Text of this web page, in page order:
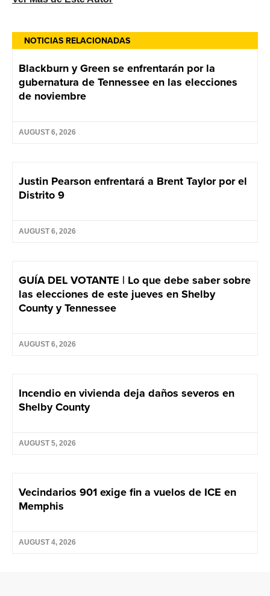
NOTICIAS RELACIONADAS
Blackburn y Green se enfrentarán por la
gubernatura de Tennessee en las elecciones
de noviembre
AUGUST 6, 2026
Justin Pearson enfrentará a Brent Taylor por el
Distrito 9
AUGUST 6, 2026
GUÍA DEL VOTANTE | Lo que debe saber sobre
las elecciones de este jueves en Shelby
County y Tennessee
AUGUST 6, 2026
Incendio en vivienda deja daños severos en
Shelby County
AUGUST 5, 2026
Vecindarios 901 exige fin a vuelos de ICE en
Memphis
AUGUST 4, 2026